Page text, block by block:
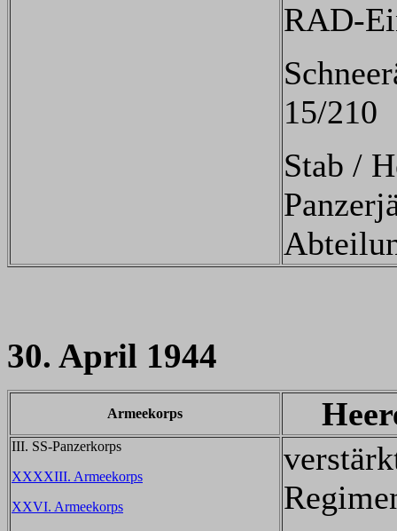
RAD-
15/210
Stab /
30. April 1944
Armeekorps
III. SS-Panzerkorps
XXXXIII. Armeekorps
XXVI. Armeekorps